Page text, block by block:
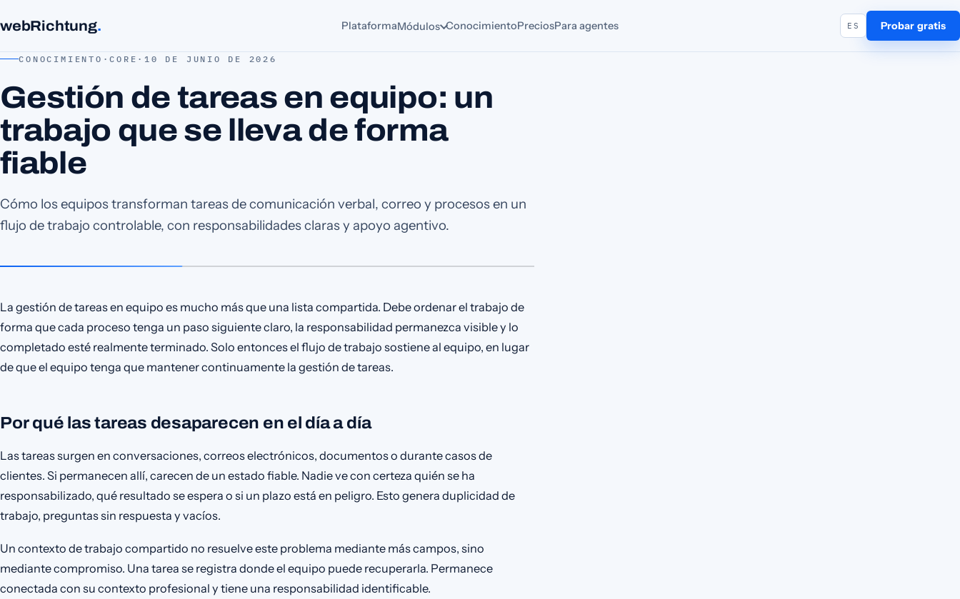
webRichtung. PlataformaMódulos ConocimientoPreciosPara agentes ES Probar gratis
CONOCIMIENTO ·CORE ·10 DE JUNIO DE 2026
Gestión de tareas en equipo: un
trabajo que se lleva de forma
fiable
Cómo los equipos transforman tareas de comunicación verbal, correo y procesos en un
flujo de trabajo controlable, con responsabilidades claras y apoyo agentivo.
La gestión de tareas en equipo es mucho más que una lista compartida. Debe ordenar el trabajo de
forma que cada proceso tenga un paso siguiente claro, la responsabilidad permanezca visible y lo
completado esté realmente terminado. Solo entonces el flujo de trabajo sostiene al equipo, en lugar
de que el equipo tenga que mantener continuamente la gestión de tareas.
Por qué las tareas desaparecen en el día a día
Las tareas surgen en conversaciones, correos electrónicos, documentos o durante casos de
clientes. Si permanecen allí, carecen de un estado fiable. Nadie ve con certeza quién se ha
responsabilizado, qué resultado se espera o si un plazo está en peligro. Esto genera duplicidad de
trabajo, preguntas sin respuesta y vacíos.
Un contexto de trabajo compartido no resuelve este problema mediante más campos, sino
mediante compromiso. Una tarea se registra donde el equipo puede recuperarla. Permanece
conectada con su contexto profesional y tiene una responsabilidad identificable.